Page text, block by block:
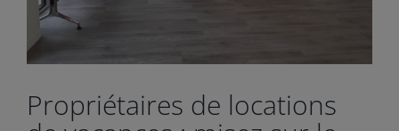
Propriétaires de locations